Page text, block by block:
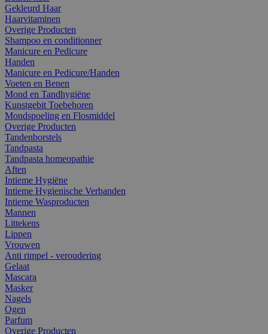
Gekleurd Haar
Haarvitaminen
Overige Producten
Shampoo en conditionner
Manicure en Pedicure
Handen
Manicure en Pedicure/Handen
Voeten en Benen
Mond en Tandhygiëne
Kunstgebit Toebehoren
Mondspoeling en Flosmiddel
Overige Producten
Tandenborstels
Tandpasta
Tandpasta homeopathie
Aften
Intieme Hygiëne
Intieme Hygienische Verbanden
Intieme Wasproducten
Mannen
Littekens
Lippen
Vrouwen
Anti rimpel - veroudering
Gelaat
Mascara
Masker
Nagels
Ogen
Parfum
Overige Producten